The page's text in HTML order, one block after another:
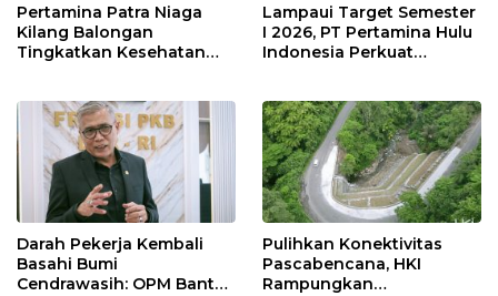
Pertamina Patra Niaga
Kilang Balongan
Tingkatkan Kesehatan
Rutin dan Edukasi
Perawatan Gigi
Lampaui Target Semester
I 2026, PT Pertamina Hulu
Indonesia Perkuat
Keselamatan Kerja
Darah Pekerja Kembali
Basahi Bumi
Cendrawasih: OPM Bantai
Pulihkan Konektivitas
Pascabencana, HKI
Rampungkan